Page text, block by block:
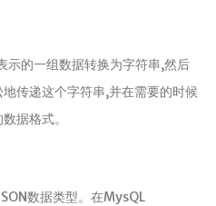
示的一组数据转换为字符串,然后
传递这个字符串,并在需要的时候
据格式。
数据类型。在MysQL